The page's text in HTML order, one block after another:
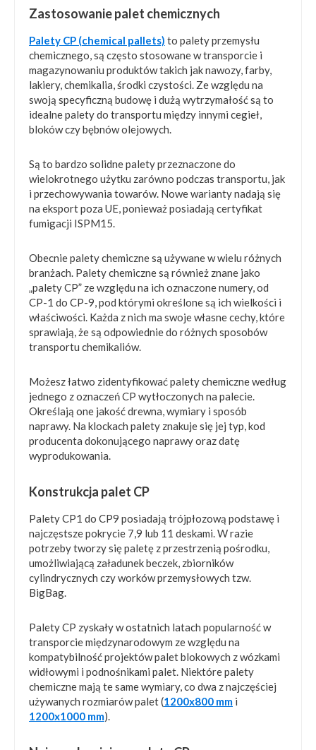
Zastosowanie palet chemicznych
Palety CP (chemical pallets) to palety przemysłu
chemicznego, są często stosowane w transporcie i
magazynowaniu produktów takich jak nawozy, farby,
lakiery, chemikalia, środki czystości. Ze względu na
swoją specyficzną budowę i dużą wytrzymałość są to
idealne palety do transportu między innymi cegieł,
bloków czy bębnów olejowych.
Są to bardzo solidne palety przeznaczone do
wielokrotnego użytku zarówno podczas transportu, jak
i przechowywania towarów. Nowe warianty nadają się
na eksport poza UE, ponieważ posiadają certyfikat
fumigacji ISPM15.
Obecnie palety chemiczne są używane w wielu różnych
branżach. Palety chemiczne są również znane jako
„palety CP” ze względu na ich oznaczone numery, od
CP-1 do CP-9, pod którymi określone są ich wielkości i
właściwości. Każda z nich ma swoje własne cechy, które
sprawiają, że są odpowiednie do różnych sposobów
transportu chemikaliów.
Możesz łatwo zidentyfikować palety chemiczne według
jednego z oznaczeń CP wytłoczonych na palecie.
Określają one jakość drewna, wymiary i sposób
naprawy. Na klockach palety znakuje się jej typ, kod
producenta dokonującego naprawy oraz datę
wyprodukowania.
Konstrukcja palet CP
Palety CP1 do CP9 posiadają trójpłozową podstawę i
najczęstsze pokrycie 7,9 lub 11 deskami. W razie
potrzeby tworzy się paletę z przestrzenią pośrodku,
umożliwiającą załadunek beczek, zbiorników
cylindrycznych czy worków przemysłowych tzw.
BigBag.
Palety CP zyskały w ostatnich latach popularność w
transporcie międzynarodowym ze względu na
kompatybilność projektów palet blokowych z wózkami
widłowymi i podnośnikami palet. Niektóre palety
chemiczne mają te same wymiary, co dwa z najczęściej
używanych rozmiarów palet (1200x800 mm i
1200x1000 mm).